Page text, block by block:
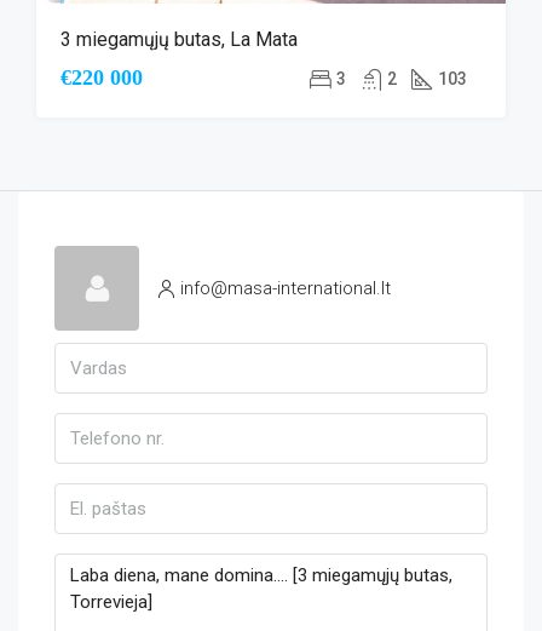
3 miegamųjų butas, La Mata
€220 000 3 2 103
info@masa-international.lt